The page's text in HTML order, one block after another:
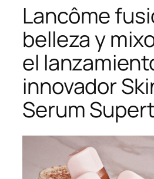
Lancôme
belleza y
el
innovador
Serum